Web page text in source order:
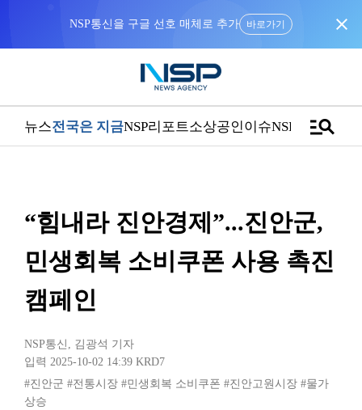
NSP통신을 구글 선호 매체로 추가 바로가기 close
뉴스전국은 지금NSP리포트소상공인이슈NSPTVmanage_search
“힘내라 진안경제”...진안군,
민생회복 소비쿠폰 사용 촉진
캠페인
NSP통신 , 김광석 기자
입력 2025-10-02 14:39 KRD7
#진안군 #전통시장 #민생회복 소비쿠폰 #진안고원시장 #물가
상승